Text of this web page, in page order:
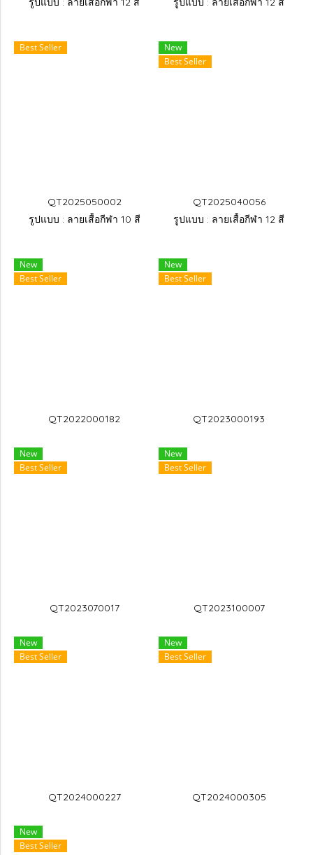
Best Seller
QT2025050002
รูปแบบ : ลายเสื้อกีฬา 10 สี
New
Best Seller
QT2025040056
รูปแบบ : ลายเสื้อกีฬา 12 สี
New
Best Seller
QT2022000182
New
Best Seller
QT2023000193
New
Best Seller
QT2023070017
New
Best Seller
QT2023100007
New
Best Seller
QT2024000227
New
Best Seller
QT2024000305
New
Best Seller